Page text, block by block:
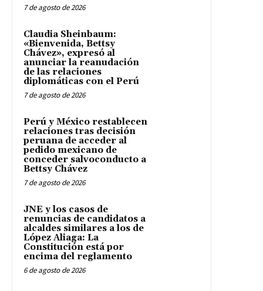
7 de agosto de 2026
Claudia Sheinbaum:
«Bienvenida, Bettsy
Chávez», expresó al
anunciar la reanudación
de las relaciones
diplomáticas con el Perú
7 de agosto de 2026
Perú y México restablecen
relaciones tras decisión
peruana de acceder al
pedido mexicano de
conceder salvoconducto a
Bettsy Chávez
7 de agosto de 2026
JNE y los casos de
renuncias de candidatos a
alcaldes similares a los de
López Aliaga: La
Constitución está por
encima del reglamento
6 de agosto de 2026